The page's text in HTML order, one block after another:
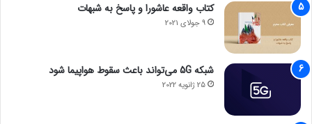
کتاب واقعه عاشورا و پاسخ به شبهات
9 جولای 2021
شبکه 5G می‌تواند باعث سقوط هواپیما شود
25 ژانویه 2022